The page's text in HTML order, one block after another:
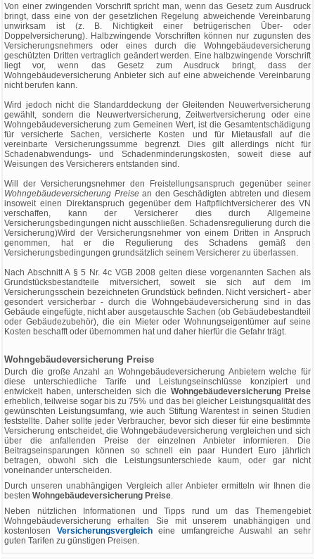
Von einer zwingenden Vorschrift spricht man, wenn das Gesetz zum Ausdruck
bringt, dass eine von der gesetzlichen Regelung abweichende Vereinbarung
unwirksam ist (z. B. Nichtigkeit einer betrügerischen Über- oder
Doppelversicherung). Halbzwingende Vorschriften können nur zugunsten des
Versicherungsnehmers oder eines durch die Wohngebäudeversicherung
geschützten Dritten vertraglich geändert werden. Eine halbzwingende Vorschrift
liegt vor, wenn das Gesetz zum Ausdruck bringt, dass der
Wohngebäudeversicherung Anbieter sich auf eine abweichende Vereinbarung
nicht berufen kann.
Wird jedoch nicht die Standarddeckung der Gleitenden Neuwertversicherung
gewählt, sondern die Neuwertversicherung, Zeitwertversicherung oder eine
Wohngebäudeversicherung zum Gemeinen Wert, ist die Gesamtentschädigung
für versicherte Sachen, versicherte Kosten und für Mietausfall auf die
vereinbarte Versicherungssumme begrenzt. Dies gilt allerdings nicht für
Schadenabwendungs- und Schadenminderungskosten, soweit diese auf
Weisungen des Versicherers entstanden sind.
Will der Versicherungsnehmer den Freistellungsanspruch gegenüber seiner
Wohngebäudeversicherung Preisean den Geschädigten abtreten und diesem
insoweit einen Direktanspruch gegenüber dem Haftpflichtversicherer des VN
verschaffen, kann der Versicherer dies durch Allgemeine
Versicherungsbedingungen nicht ausschließen. Schadensregulierung durch die
Versicherung)Wird der Versicherungsnehmer von einem Dritten in Anspruch
genommen, hat er die Regulierung des Schadens gemäß den
Versicherungsbedingungen grundsätzlich seinem Versicherer zu überlassen.
Nach Abschnitt A § 5 Nr. 4c VGB 2008 gelten diese vorgenannten Sachen als
Grundstücksbestandteile mitversichert, soweit sie sich auf dem im
Versicherungsschein bezeichneten Grundstück befinden. Nicht versichert - aber
gesondert versicherbar - durch die Wohngebäudeversicherung sind in das
Gebäude eingefügte, nicht aber ausgetauschte Sachen (ob Gebäudebestandteil
oder Gebäudezubehör), die ein Mieter oder Wohnungseigentümer auf seine
Kosten beschafft oder übernommen hat und daher hierfür die Gefahr trägt.
Wohngebäudeversicherung Preise
Durch die große Anzahl an Wohngebäudeversicherung Anbietern welche für
diese unterschiedliche Tarife und Leistungseinschlüsse konzipiert und
entwickelt haben, unterscheiden sich die Wohngebäudeversicherung Preise
erheblich, teilweise sogar bis zu 75% und das bei gleicher Leistungsqualität des
gewünschten Leistungsumfang, wie auch Stiftung Warentest in seinen Studien
feststellte. Daher sollte jeder Verbraucher, bevor sich dieser für eine bestimmte
Versicherung entscheidet, die Wohngebäudeversicherung vergleichen und sich
über die anfallenden Preise der einzelnen Anbieter informieren. Die
Beitragseinsparungen können so schnell ein paar Hundert Euro jährlich
betragen, obwohl sich die Leistungsunterschiede kaum, oder gar nicht
voneinander unterscheiden.
Durch unseren unabhängigen Vergleich aller Anbieter ermitteln wir Ihnen die
besten Wohngebäudeversicherung Preise.
Neben nützlichen Informationen und Tipps rund um das Themengebiet
Wohngebäudeversicherung erhalten Sie mit unserem unabhängigen und
kostenlosen Versicherungsvergleicheine umfangreiche Auswahl an sehr
guten Tarifen zu günstigen Preisen.